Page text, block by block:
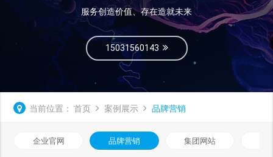
服务创造价值、存在造就未来
15031560143
当前位置： 首页 案例展示 品牌营销
企业官网 品牌营销 集团网站